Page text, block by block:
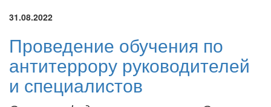
31.08.2022
Проведение обучения по
антитеррору руководителей
и специалистов